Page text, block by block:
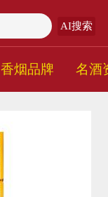
AI搜索
香烟品牌 名酒